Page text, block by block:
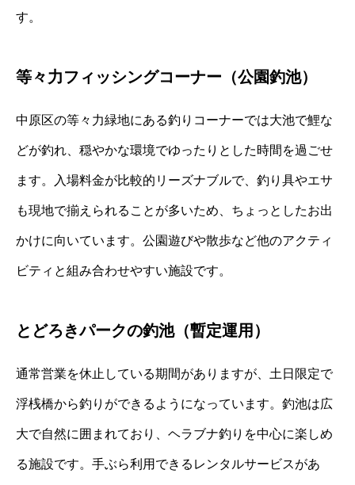
す。
等々力フィッシングコーナー（公園釣池）
中原区の等々力緑地にある釣りコーナーでは大池で鯉な
どが釣れ、穏やかな環境でゆったりとした時間を過ごせ
ます。入場料金が比較的リーズナブルで、釣り具やエサ
も現地で揃えられることが多いため、ちょっとしたお出
かけに向いています。公園遊びや散歩など他のアクティ
ビティと組み合わせやすい施設です。
とどろきパークの釣池（暫定運用）
通常営業を休止している期間がありますが、土日限定で
浮桟橋から釣りができるようになっています。釣池は広
大で自然に囲まれており、ヘラブナ釣りを中心に楽しめ
る施設です。手ぶら利用できるレンタルサービスがあ